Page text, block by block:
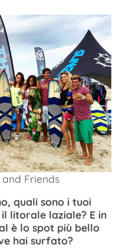
Friends
quali sono i tuoi
litorale laziale? E in
è lo spot più bello
hai surfato?